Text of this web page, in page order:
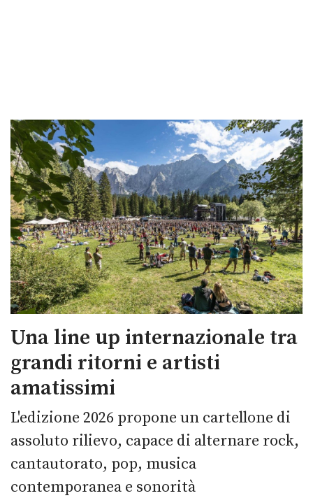
Una line up internazionale tra
grandi ritorni e artisti
amatissimi
L'edizione 2026 propone un cartellone di
assoluto rilievo, capace di alternare rock,
cantautorato, pop, musica
contemporanea e sonorità